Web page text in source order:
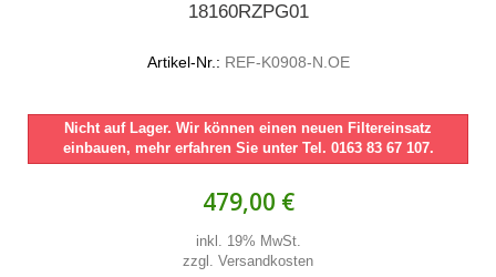
18160RZPG01
Artikel-Nr.: REF-K0908-N.OE
Nicht auf Lager. Wir können einen neuen Filtereinsatz
einbauen, mehr erfahren Sie unter Tel. 0163 83 67 107.
479,00 €
inkl. 19% MwSt.
zzgl. Versandkosten